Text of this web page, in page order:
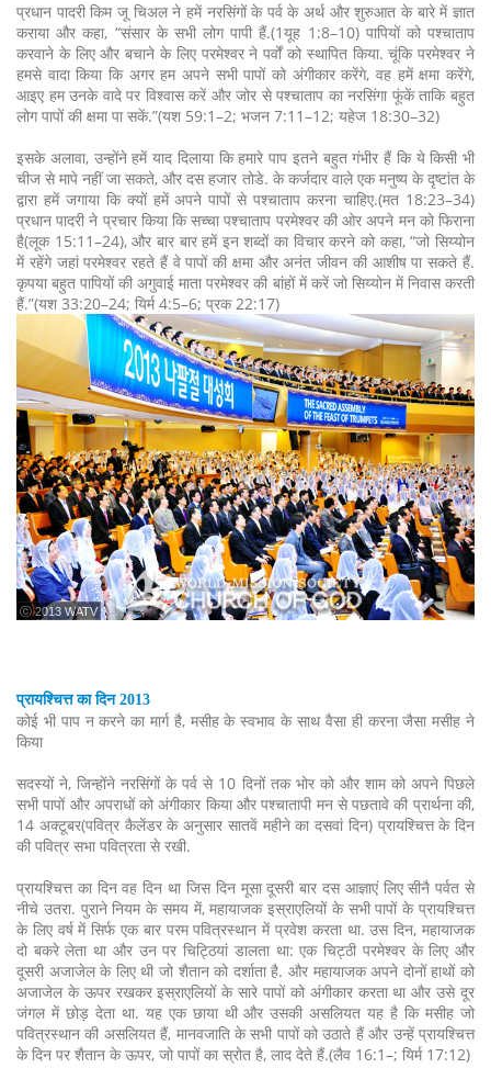
प्रधान पादरी किम जू चिअल ने हमें नरसिंगों के पर्व के अर्थ और शुरुआत के बारे में ज्ञात
कराया और कहा, “संसार के सभी लोग पापी हैं.(1यूह 1:8–10) पापियों को पश्चाताप
करवाने के लिए और बचाने के लिए परमेश्वर ने पर्वों को स्थापित किया. चूंकि परमेश्वर ने
हमसे वादा किया कि अगर हम अपने सभी पापों को अंगीकार करेंगे, वह हमें क्षमा करेंगे,
आइए हम उनके वादे पर विश्वास करें और जोर से पश्चाताप का नरसिंगा फूंकें ताकि बहुत
लोग पापों की क्षमा पा सकें.”(यश 59:1–2; भजन 7:11–12; यहेज 18:30–32)
इसके अलावा, उन्होंने हमें याद दिलाया कि हमारे पाप इतने बहुत गंभीर हैं कि ये किसी भी
चीज से मापे नहीं जा सकते, और दस हजार तोडे. के कर्जदार वाले एक मनुष्य के दृष्टांत के
द्वारा हमें जगाया कि क्यों हमें अपने पापों से पश्चाताप करना चाहिए.(मत 18:23–34)
प्रधान पादरी ने प्रचार किया कि सच्चा पश्चाताप परमेश्वर की ओर अपने मन को फिराना
है(लूक 15:11–24), और बार बार हमें इन शब्दों का विचार करने को कहा, “जो सिय्योन
में रहेंगे जहां परमेश्वर रहते हैं वे पापों की क्षमा और अनंत जीवन की आशीष पा सकते हैं.
कृपया बहुत पापियों की अगुवाई माता परमेश्वर की बांहों में करें जो सिय्योन में निवास करती
हैं.”(यश 33:20–24; यिर्म 4:5–6; प्रक 22:17)
ⓒ 2013 WATV
प्रायश्चित्त का दिन 2013
कोई भी पाप न करने का मार्ग है, मसीह के स्वभाव के साथ वैसा ही करना जैसा मसीह ने
किया
सदस्यों ने, जिन्होंने नरसिंगों के पर्व से 10 दिनों तक भोर को और शाम को अपने पिछले
सभी पापों और अपराधों को अंगीकार किया और पश्चातापी मन से पछतावे की प्रार्थना की,
14 अक्टूबर(पवित्र कैलेंडर के अनुसार सातवें महीने का दसवां दिन) प्रायश्चित्त के दिन
की पवित्र सभा पवित्रता से रखी.
प्रायश्चित्त का दिन वह दिन था जिस दिन मूसा दूसरी बार दस आज्ञाएं लिए सीनै पर्वत से
नीचे उतरा. पुराने नियम के समय में, महायाजक इस्राएलियों के सभी पापों के प्रायश्चित्त
के लिए वर्ष में सिर्फ एक बार परम पवित्रस्थान में प्रवेश करता था. उस दिन, महायाजक
दो बकरे लेता था और उन पर चिट्ठियां डालता था: एक चिट्ठी परमेश्वर के लिए और
दूसरी अजाजेल के लिए थी जो शैतान को दर्शाता है. और महायाजक अपने दोनों हाथों को
अजाजेल के ऊपर रखकर इस्राएलियों के सारे पापों को अंगीकार करता था और उसे दूर
जंगल में छोड़ देता था. यह एक छाया थी और उसकी असलियत यह है कि मसीह जो
पवित्रस्थान की असलियत हैं, मानवजाति के सभी पापों को उठाते हैं और उन्हें प्रायश्चित्त
के दिन पर शैतान के ऊपर, जो पापों का स्रोत है, लाद देते हैं.(लैव 16:1–; यिर्म 17:12)